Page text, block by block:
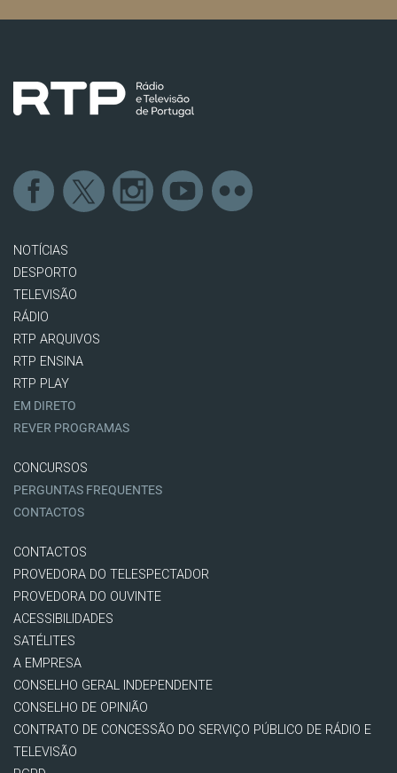
NOTÍCIAS
DESPORTO
TELEVISÃO
RÁDIO
RTP ARQUIVOS
RTP ENSINA
RTP PLAY
EM DIRETO
REVER PROGRAMAS
CONCURSOS
PERGUNTAS FREQUENTES
CONTACTOS
CONTACTOS
PROVEDORA DO TELESPECTADOR
PROVEDORA DO OUVINTE
ACESSIBILIDADES
SATÉLITES
A EMPRESA
CONSELHO GERAL INDEPENDENTE
CONSELHO DE OPINIÃO
CONTRATO DE CONCESSÃO DO SERVIÇO PÚBLICO DE RÁDIO E
TELEVISÃO